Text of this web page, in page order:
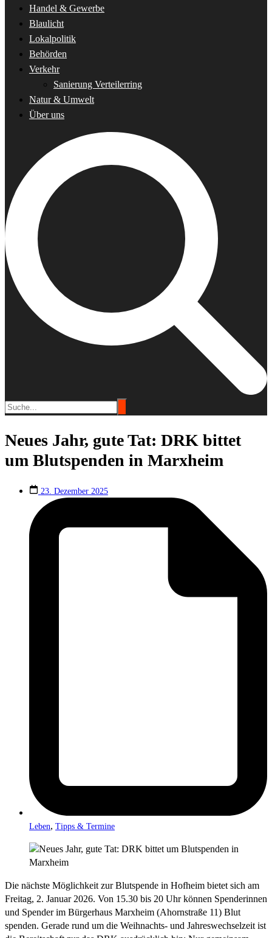
Handel & Gewerbe
Blaulicht
Lokalpolitik
Behörden
Verkehr
Sanierung Verteilerring
Natur & Umwelt
Über uns
Neues Jahr, gute Tat: DRK bittet
um Blutspenden in Marxheim
23. Dezember 2025
Leben, Tipps & Termine
Die nächste Möglichkeit zur Blutspende in Hofheim bietet sich am
Freitag, 2. Januar 2026. Von 15.30 bis 20 Uhr können Spenderinnen
und Spender im Bürgerhaus Marxheim (Ahornstraße 11) Blut
spenden. Gerade rund um die Weihnachts- und Jahreswechselzeit ist